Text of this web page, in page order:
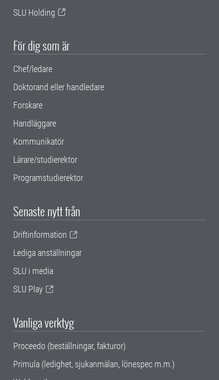
SLU Holding
För dig som är
Chef/ledare
Doktorand eller handledare
Forskare
Handläggare
Kommunikatör
Lärare/studierektor
Programstudierektor
Senaste nytt från
Driftinformation
Lediga anställningar
SLU i media
SLU Play
Vanliga verktyg
Proceedo (beställningar, fakturor)
Primula (ledighet, sjukanmälan, lönespec m.m.)